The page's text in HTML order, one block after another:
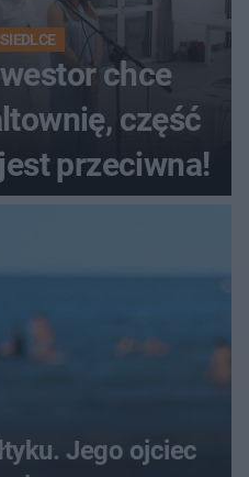
chce
część
przeciwna!
Jego ojciec